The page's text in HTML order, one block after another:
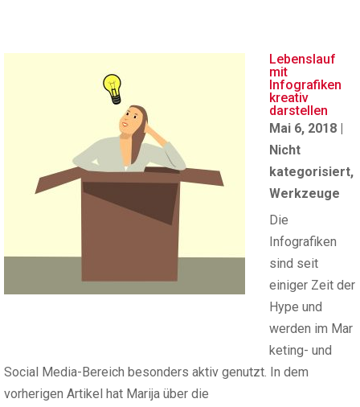
Lebenslauf
mit
Infografiken
kreativ
darstellen
Mai 6, 2018 |
Nicht
kategorisiert,
Werkzeuge
Die
Infografiken
sind seit
einiger Zeit der
Hype und
werden im Mar
keting- und
Social Media-Bereich besonders aktiv genutzt. In dem
vorherigen Artikel hat Marija über die